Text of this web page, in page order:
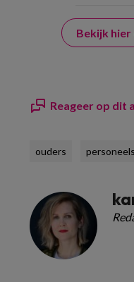
Bekijk hier
Reageer op dit
ouders